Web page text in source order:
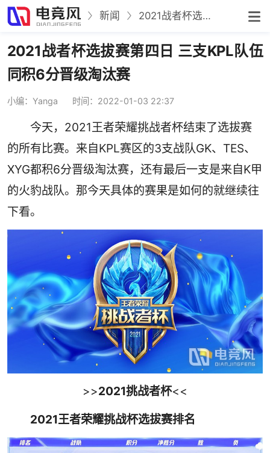
新闻 2021战者杯选拔赛第四日 三支KPL队伍同积6分晋级淘汰赛
2021战者杯选拔赛第四日 三支KPL队伍
同积6分晋级淘汰赛
小编：Yanga 时间：2022-01-03 22:37
今天，2021王者荣耀挑战者杯结束了选拔赛
的所有比赛。来自KPL赛区的3支战队GK、TES、
XYG都积6分晋级淘汰赛，还有最后一支是来自K甲
的火豹战队。那今天具体的赛果是如何的就继续往
下看。
>>2021挑战者杯<<
2021王者荣耀挑战杯选拔赛排名